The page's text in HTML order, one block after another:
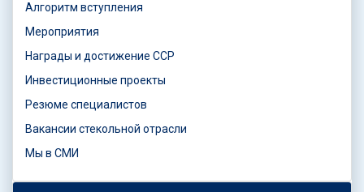
Алгоритм вступления
Мероприятия
Награды и достижение ССР
Инвестиционные проекты
Резюме специалистов
Вакансии стекольной отрасли
Мы в СМИ